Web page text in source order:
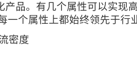
产品。有几个属性可以实现
一个属性上都始终领先于行
密度